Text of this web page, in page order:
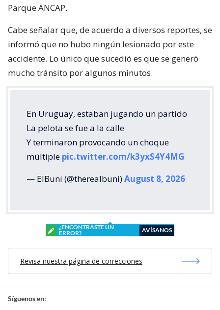
Parque ANCAP.
Cabe señalar que, de acuerdo a diversos reportes, se
informó que no hubo ningún lesionado por este
accidente. Lo único que sucedió es que se generó
mucho tránsito por algunos minutos.
En Uruguay, estaban jugando un partido
La pelota se fue a la calle
Y terminaron provocando un choque
múltiple pic.twitter.com/k3yxS4Y4MG
— ElBuni (@therealbuni)August 8, 2026
¿ENCONTRASTE UN
ERROR?
AVÍSANOS
Revisa nuestra página de correcciones
Síguenos en: